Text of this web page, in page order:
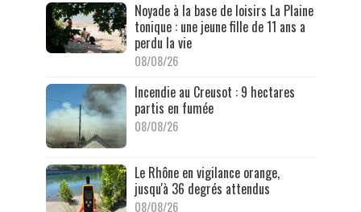
Noyade à la base de loisirs La Plaine
tonique : une jeune fille de 11 ans a
perdu la vie
08/08/26
Incendie au Creusot : 9 hectares
partis en fumée
08/08/26
Le Rhône en vigilance orange,
jusqu'à 36 degrés attendus
08/08/26